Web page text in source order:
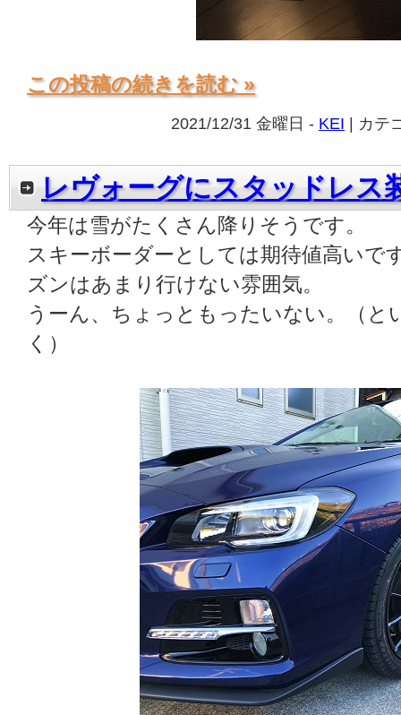
この投稿の続きを読む »
2021/12/31 金曜日 - KEI | カテ
レヴォーグにスタッドレス
今年は雪がたくさん降りそうです。
スキーボーダーとしては期待値高いで
ズンはあまり行けない雰囲気。
うーん、ちょっともったいない。（と
く）